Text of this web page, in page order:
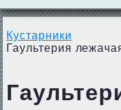
Кустарники
Гаультерия